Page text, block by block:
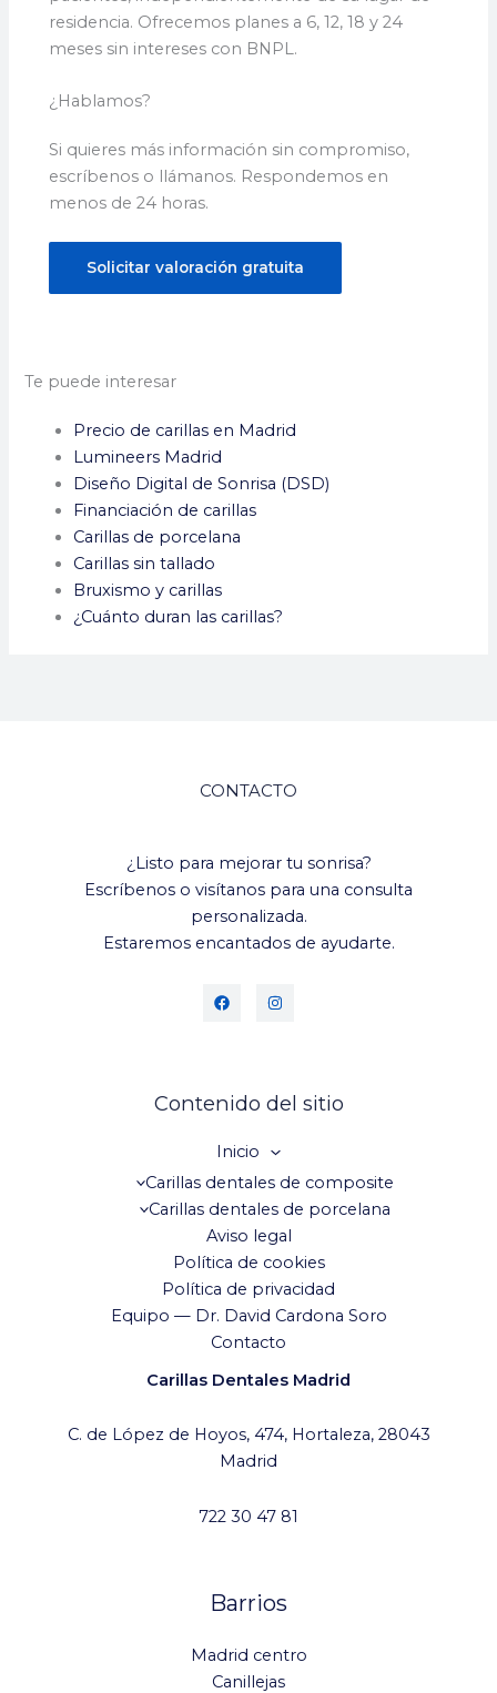
residencia. Ofrecemos planes a 6, 12, 18 y 24
meses sin intereses con BNPL.
¿Hablamos?
Si quieres más información sin compromiso,
escríbenos o llámanos. Respondemos en
menos de 24 horas.
Solicitar valoración gratuita
Te puede interesar
Precio de carillas en Madrid
Lumineers Madrid
Diseño Digital de Sonrisa (DSD)
Financiación de carillas
Carillas de porcelana
Carillas sin tallado
Bruxismo y carillas
¿Cuánto duran las carillas?
CONTACTO
¿Listo para mejorar tu sonrisa?
Escríbenos o visítanos para una consulta
personalizada.
Estaremos encantados de ayudarte.
Contenido del sitio
Inicio
Carillas dentales de composite
Carillas dentales de porcelana
Aviso legal
Política de cookies
Política de privacidad
Equipo — Dr. David Cardona Soro
Contacto
Carillas Dentales Madrid
C. de López de Hoyos, 474, Hortaleza, 28043
Madrid
722 30 47 81
Barrios
Madrid centro
Canillejas